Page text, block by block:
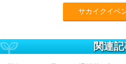
サカイクイベ
関連